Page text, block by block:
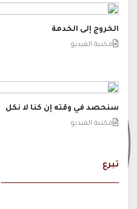
الخروج إلى الخدمة
مكتبة الفيديو
سنحصد في وقته إن كنا لا نكل
مكتبة الفيديو
تبرع